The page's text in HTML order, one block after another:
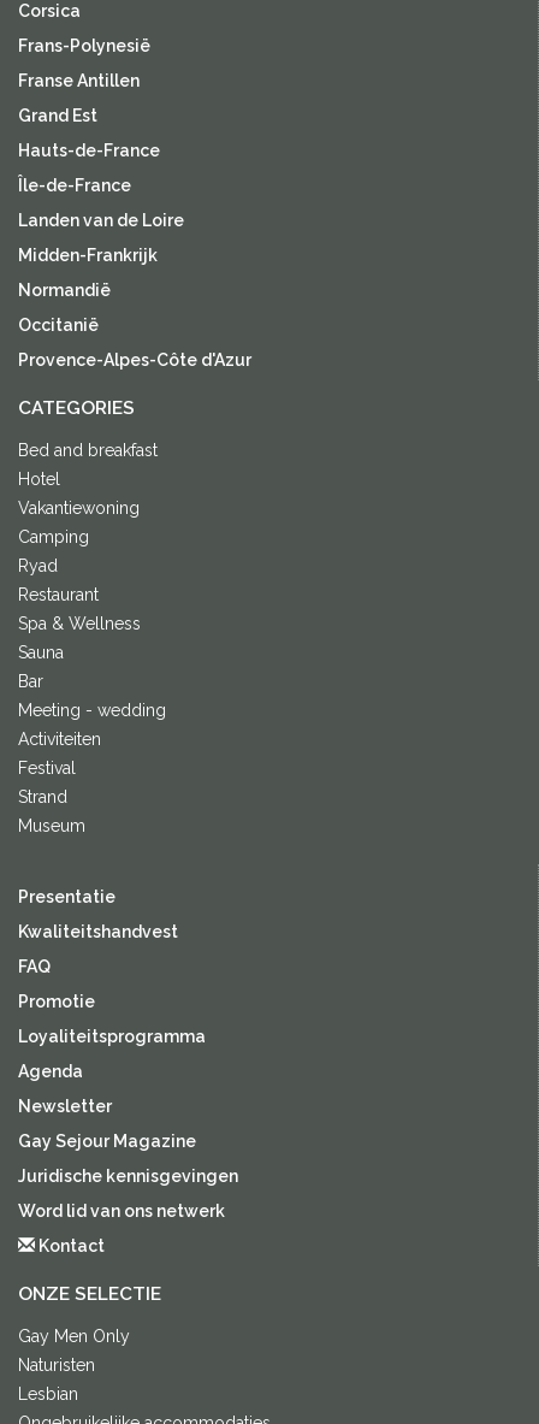
Corsica
Frans-Polynesië
Franse Antillen
Grand Est
Hauts-de-France
Île-de-France
Landen van de Loire
Midden-Frankrijk
Normandië
Occitanië
Provence-Alpes-Côte d'Azur
CATEGORIES
Bed and breakfast
Hotel
Vakantiewoning
Camping
Ryad
Restaurant
Spa & Wellness
Sauna
Bar
Meeting - wedding
Activiteiten
Festival
Strand
Museum
Presentatie
Kwaliteitshandvest
FAQ
Promotie
Loyaliteitsprogramma
Agenda
Newsletter
Gay Sejour Magazine
Juridische kennisgevingen
Word lid van ons netwerk
Kontact
ONZE SELECTIE
Gay Men Only
Naturisten
Lesbian